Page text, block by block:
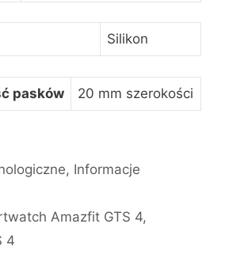
Silikon
pasków 20 mm szerokości
, Informacje
Amazfit GTS 4,
4